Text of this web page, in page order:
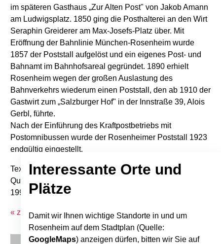
im späteren Gasthaus „Zur Alten Post" von Jakob Amann
am Ludwigsplatz. 1850 ging die Posthalterei an den Wirt
Seraphin Greiderer am Max-Josefs-Platz über. Mit
Eröffnung der Bahnlinie München-Rosenheim wurde
1857 der Poststall aufgelöst und ein eigenes Post- und
Bahnamt im Bahnhofsareal gegründet. 1890 erhielt
Rosenheim wegen der großen Auslastung des
Bahnverkehrs wiederum einen Poststall, den ab 1910 der
Gastwirt zum „Salzburger Hof" in der Innstraße 39, Alois
Gerbl, führte.
Nach der Einführung des Kraftpostbetriebs mit
Postomnibussen wurde der Rosenheimer Poststall 1923
endgültig eingestellt.
Text: Ingeborg Armbrüster
Quelle: Stadtkalender "Bilder aus Alt-Rosenheim",
1996/8
« zurück zur Übersicht
Interessante Orte und
Plätze
Damit wir Ihnen wichtige Standorte in und um
Rosenheim auf dem Stadtplan (Quelle:
GoogleMaps) anzeigen dürfen, bitten wir Sie auf